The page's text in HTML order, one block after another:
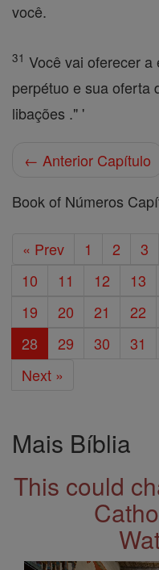
você.
31 Você vai oferecer
perpétuo e sua oferta
libações ." '
← Anterior Capítulo
Book of Números
« Prev 1 2 3
10
11 12 13
19
20 21 22
28
29 30 31
Next »
Mais Bíblia
This could